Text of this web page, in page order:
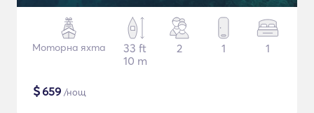
Моторна яхта
33 ft
10 m
2 1 1
$659 /нощ